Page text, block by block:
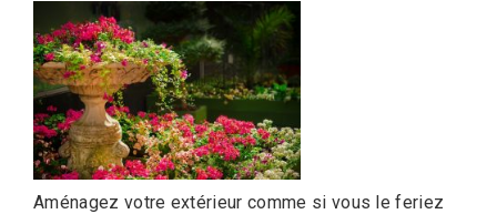
Aménagez votre extérieur comme si vous le feriez